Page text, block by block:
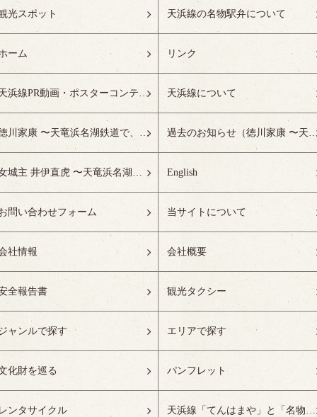
光スポット 天浜線の名物駅弁について
ーム リンク
天浜線PR動画・ポスターコンテスト受賞作品特設ページ 天浜線について
徳川家康 〜天竜浜名湖鉄道で、徳川ゆかりの地へ！〜 過去のお知らせ（徳川家康 〜天竜浜名湖鉄道で、
女城主 井伊直虎 〜天竜浜名湖鉄道で、井の国へ！〜 English
問い合わせフォーム 当サイトについて
社情報 会社概要
全報告書 観光タクシー
ャンルで探す エリアで探す
化財を巡る パンフレット
ンタサイクル 天浜線「てんはまや」と「名物駅弁」について